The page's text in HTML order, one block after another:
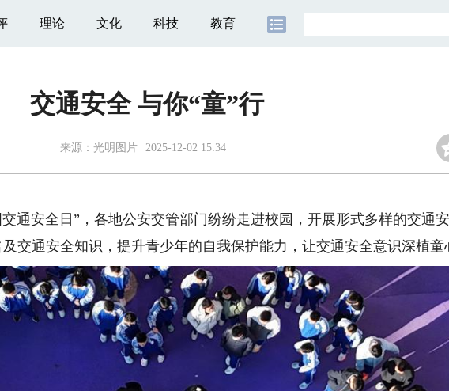
理论 文化 科技 教育
交通安全 与你“童”行
来源： 光明图片 2025-12-02 15:34
安全日”，各地公安交管部门纷纷走进校园，开展形式多样的交通
交通安全知识，提升青少年的自我保护能力，让交通安全意识深植童